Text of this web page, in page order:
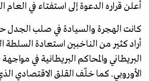
أعلن قراره الدعوة إلى استفتاء في العام
كانت الهجرة والسيادة في صلب الجدل
أراد كثير من الناخبين استعادة السلطة
البريطاني والمحاكم البريطانية في مواجهة
الأوروبي. كما خلّف القلق الاقتصادي الذي